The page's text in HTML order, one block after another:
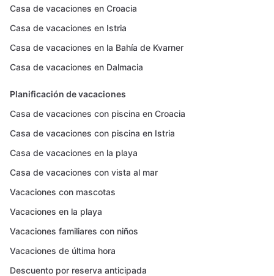
Casa de vacaciones en Croacia
Casa de vacaciones en Istria
Casa de vacaciones en la Bahía de Kvarner
Casa de vacaciones en Dalmacia
Planificación de vacaciones
Casa de vacaciones con piscina en Croacia
Casa de vacaciones con piscina en Istria
Casa de vacaciones en la playa
Casa de vacaciones con vista al mar
Vacaciones con mascotas
Vacaciones en la playa
Vacaciones familiares con niños
Vacaciones de última hora
Descuento por reserva anticipada